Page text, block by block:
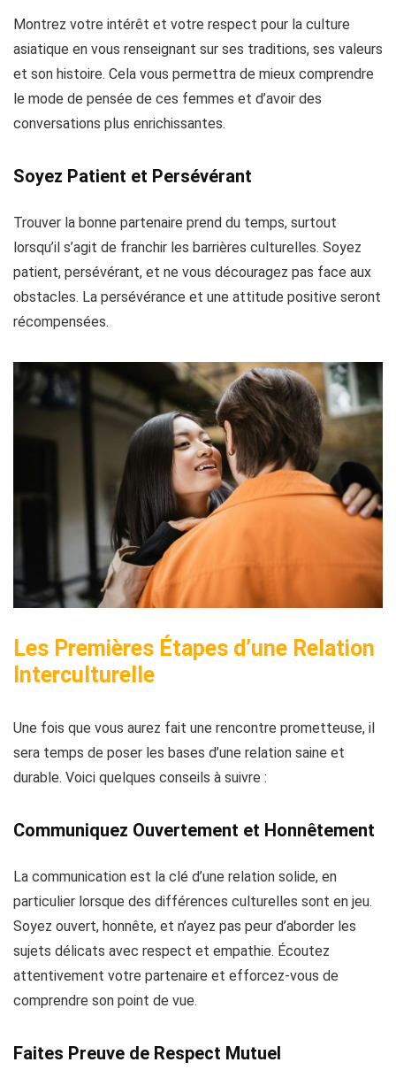
Montrez votre intérêt et votre respect pour la culture
asiatique en vous renseignant sur ses traditions, ses valeurs
et son histoire. Cela vous permettra de mieux comprendre
le mode de pensée de ces femmes et d’avoir des
conversations plus enrichissantes.
Soyez Patient et Persévérant
Trouver la bonne partenaire prend du temps, surtout
lorsqu’il s’agit de franchir les barrières culturelles. Soyez
patient, persévérant, et ne vous découragez pas face aux
obstacles. La persévérance et une attitude positive seront
récompensées.
Les Premières Étapes d’une Relation
Interculturelle
Une fois que vous aurez fait une rencontre prometteuse, il
sera temps de poser les bases d’une relation saine et
durable. Voici quelques conseils à suivre :
Communiquez Ouvertement et Honnêtement
La communication est la clé d’une relation solide, en
particulier lorsque des différences culturelles sont en jeu.
Soyez ouvert, honnête, et n’ayez pas peur d’aborder les
sujets délicats avec respect et empathie. Écoutez
attentivement votre partenaire et efforcez-vous de
comprendre son point de vue.
Faites Preuve de Respect Mutuel